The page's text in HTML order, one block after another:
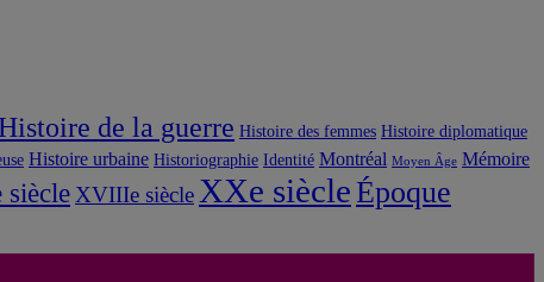
de la guerre Histoire des femmes Histoire diplomatique
Histoire urbaine Historiographie Identité Montréal Moyen Âge Mémoire
XVIIIe siècleXXe siècle Époque